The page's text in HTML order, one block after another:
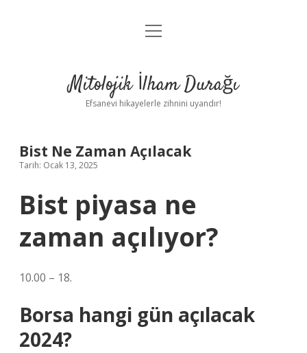
Anasayfa
Yasal Uyarı
menüyü
Mitolojik İlham Durağı
Efsanevi hikayelerle zihnini uyandır!
Bist Ne Zaman Açılacak
Tarih: Ocak 13, 2025
Bist piyasa ne
zaman açılıyor?
10.00 – 18.
Borsa hangi gün açılacak
2024?